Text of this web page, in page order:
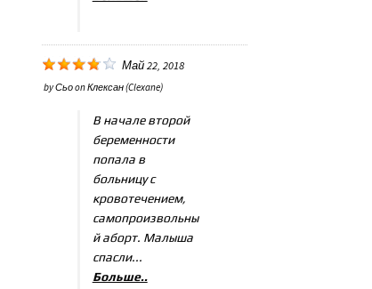
Май 22, 2018
byСьоonКлексан (Clexane)
В начале второй
беременности
попала в
больницу с
кровотечением,
самопроизвольны
й аборт. Малыша
спасли...
Больше..